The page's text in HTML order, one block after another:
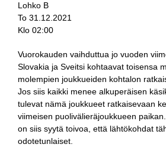
Lohko B
To 31.12.2021
Klo 02:00
Vuorokauden vaihduttua jo vuoden
Slovakia ja Sveitsi kohtaavat toisensa
molempien joukkueiden kohtalon
Jos siis kaikki menee alkuperäisen
tulevat nämä joukkueet ratkaisevaan
viimeisen puolivälieräjoukkueen
on siis syytä toivoa, että lähtökohdat
odotetunlaiset.